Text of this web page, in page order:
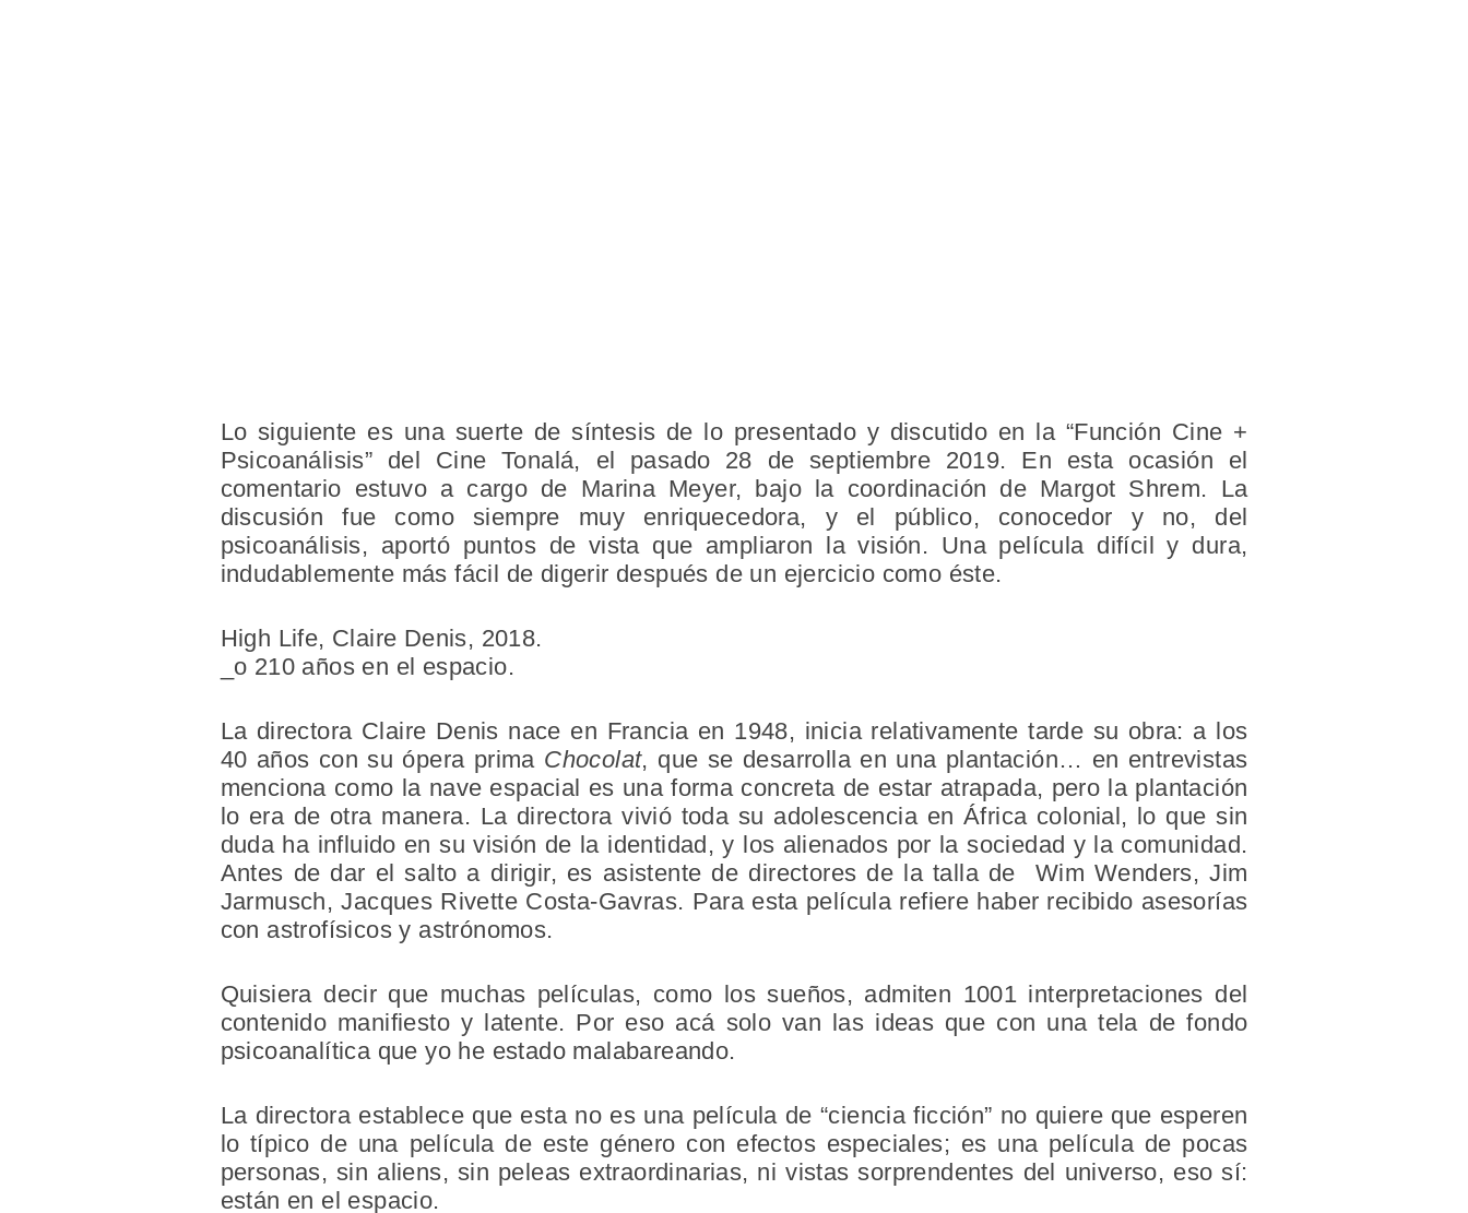
Lo siguiente es una suerte de síntesis de lo presentado y discutido en la “Función Cine +
Psicoanálisis” del Cine Tonalá, el pasado 28 de septiembre 2019. En esta ocasión el
comentario estuvo a cargo de Marina Meyer, bajo la coordinación de Margot Shrem. La
discusión fue como siempre muy enriquecedora, y el público, conocedor y no, del
psicoanálisis, aportó puntos de vista que ampliaron la visión. Una película difícil y dura,
indudablemente más fácil de digerir después de un ejercicio como éste.
High Life, Claire Denis, 2018.
o 210 años en el espacio.
La directora Claire Denis nace en Francia en 1948, inicia relativamente tarde su obra: a los
40 años con su ópera prima Chocolat, que se desarrolla en una plantación… en entrevistas
menciona como la nave espacial es una forma concreta de estar atrapada, pero la plantación
lo era de otra manera. La directora vivió toda su adolescencia en África colonial, lo que sin
duda ha influido en su visión de la identidad, y los alienados por la sociedad y la comunidad.
Antes de dar el salto a dirigir, es asistente de directores de la talla de Wim Wenders, Jim
Jarmusch, Jacques Rivette Costa-Gavras. Para esta película refiere haber recibido asesorías
con astrofísicos y astrónomos.
Quisiera decir que muchas películas, como los sueños, admiten 1001 interpretaciones del
contenido manifiesto y latente. Por eso acá solo van las ideas que con una tela de fondo
psicoanalítica que yo he estado malabareando.
La directora establece que esta no es una película de “ciencia ficción” no quiere que esperen
lo típico de una película de este género con efectos especiales; es una película de pocas
personas, sin aliens, sin peleas extraordinarias, ni vistas sorprendentes del universo, eso sí:
están en el espacio.